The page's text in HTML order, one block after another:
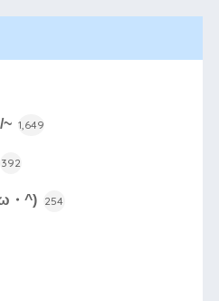
~ 1,649
392
・^) 254